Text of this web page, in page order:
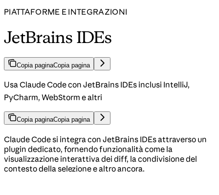
PIATTAFORME E INTEGRAZIONI
JetBrains IDEs
Copia paginaCopia pagina
Usa Claude Code con JetBrains IDEs inclusi IntelliJ,
PyCharm, WebStorm e altri
Copia paginaCopia pagina
Claude Code si integra con JetBrains IDEs attraverso un
plugin dedicato, fornendo funzionalità come la
visualizzazione interattiva dei diff, la condivisione del
contesto della selezione e altro ancora.